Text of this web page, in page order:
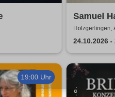
Samuel
Holzgerlingen,
24.10.2026 -
19:00 Uhr